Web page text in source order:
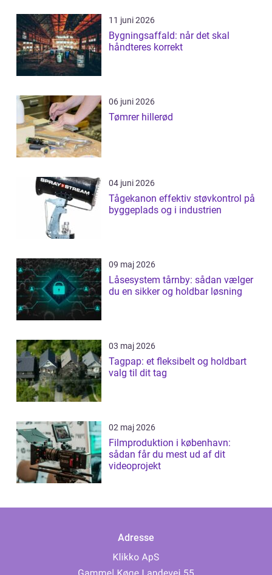
11 juni 2026
Bygningsaffald: når det skal
håndteres korrekt
06 juni 2026
Tømrer hillerød
04 juni 2026
Tågekanon effektiv støvkontrol på
byggeplads og i industrien
09 maj 2026
Låsesystem tårnby: sådan vælger
du en sikker og holdbar løsning
03 maj 2026
Tagpap: et fleksibelt og holdbart
valg til dit tag
02 maj 2026
Filmproduktion i københavn:
sådan får du mest ud af dit
videoprojekt
Adresse